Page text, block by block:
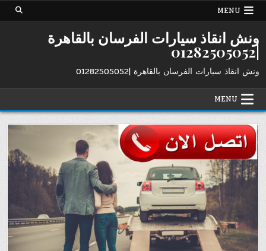
Skip
MENU
ونش انقاذ سيارات الفرسان بالقاهرة
|01282505052
ونش انقاذ سيارات الفرسان بالقاهرة |01282505052
MENU